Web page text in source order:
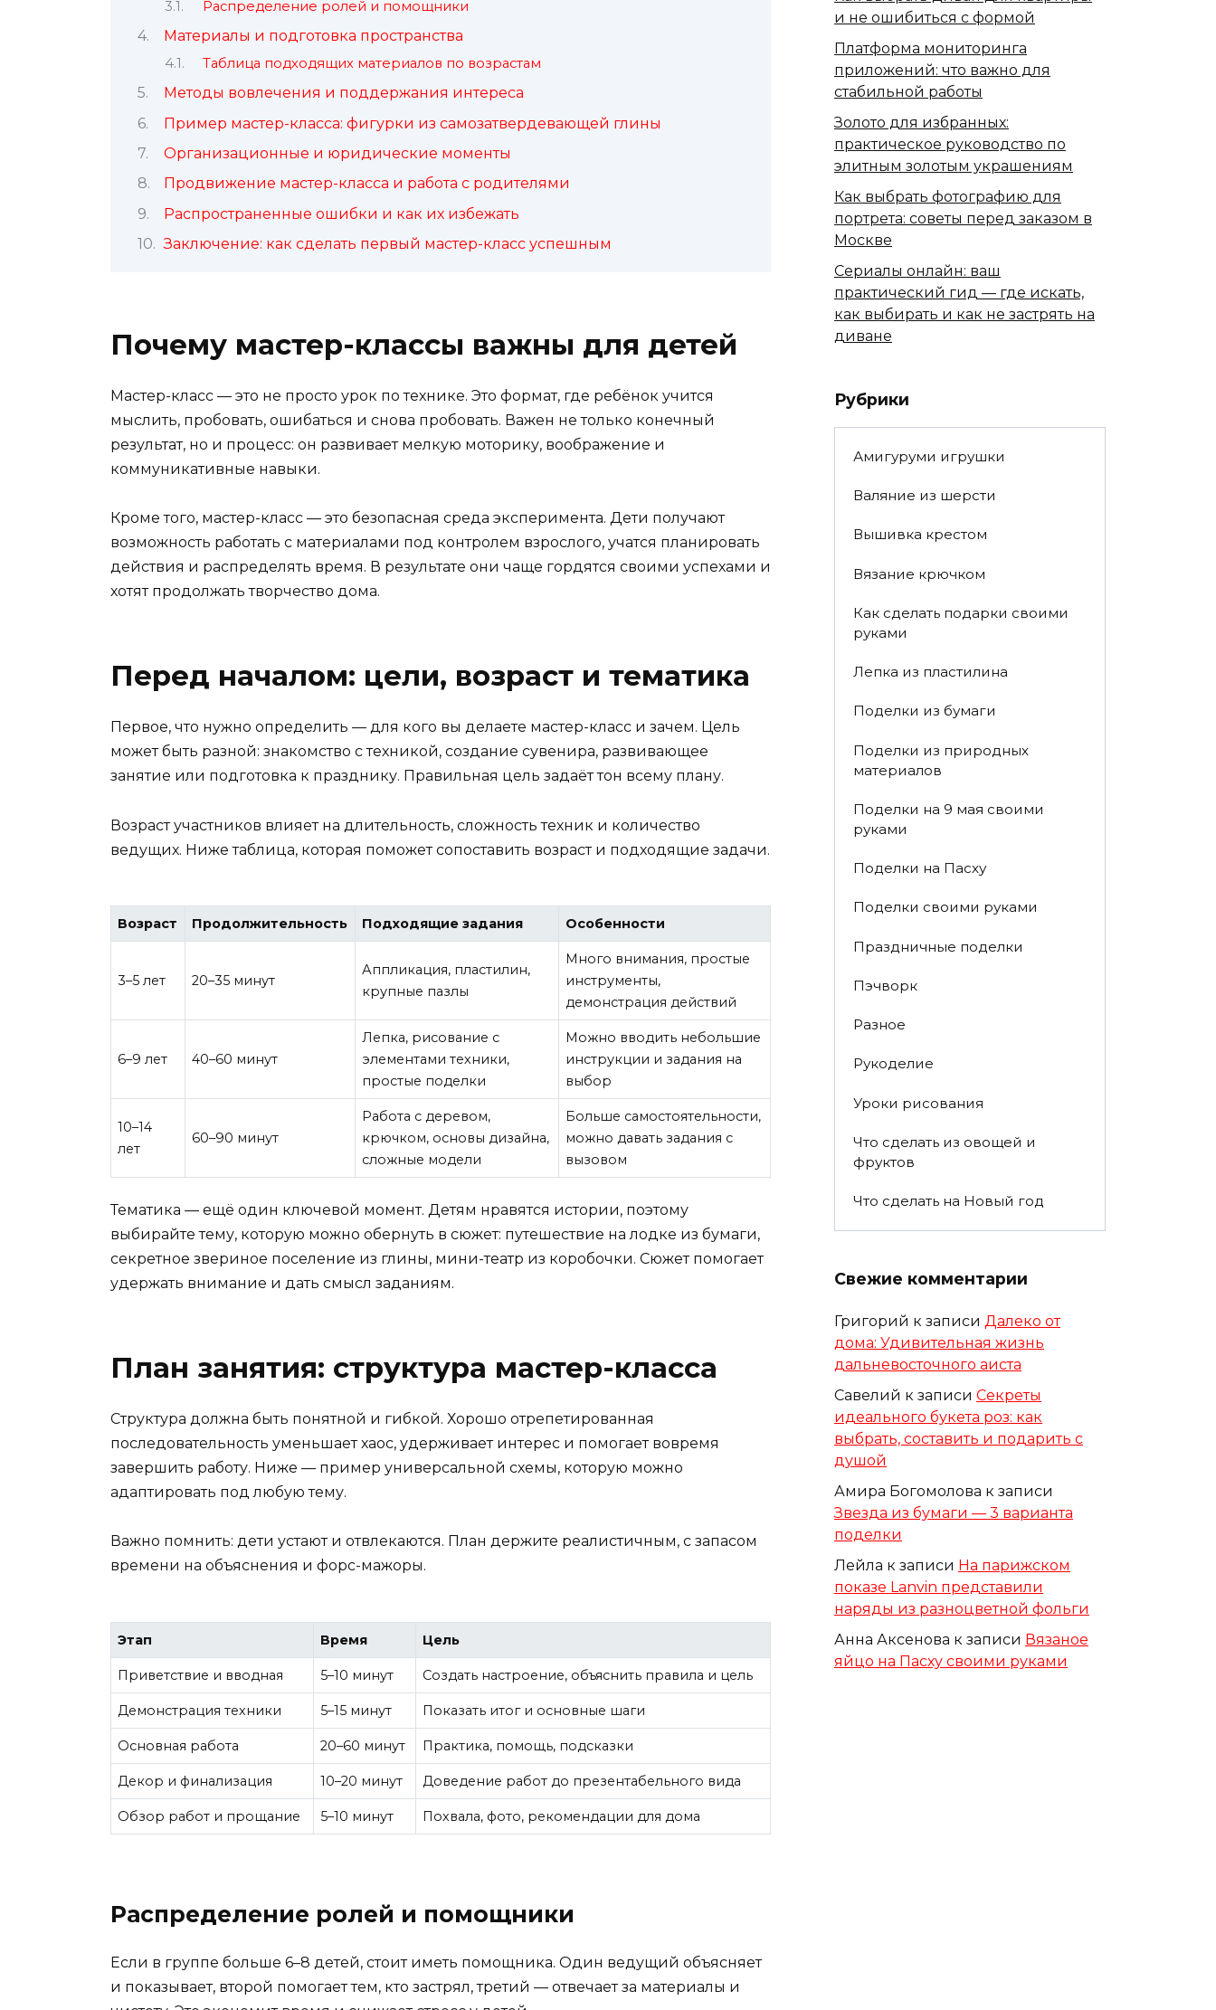
Распределение ролей и помощники
Материалы и подготовка пространства
Таблица подходящих материалов по возрастам
Методы вовлечения и поддержания интереса
Пример мастер-класса: фигурки из самозатвердевающей глины
Организационные и юридические моменты
Продвижение мастер-класса и работа с родителями
Распространенные ошибки и как их избежать
Заключение: как сделать первый мастер-класс успешным
Почему мастер-классы важны для детей
Мастер-класс — это не просто урок по технике. Это формат, где ребёнок учится
мыслить, пробовать, ошибаться и снова пробовать. Важен не только конечный
результат, но и процесс: он развивает мелкую моторику, воображение и
коммуникативные навыки.
Кроме того, мастер-класс — это безопасная среда эксперимента. Дети получают
возможность работать с материалами под контролем взрослого, учатся планировать
действия и распределять время. В результате они чаще гордятся своими успехами и
хотят продолжать творчество дома.
Перед началом: цели, возраст и тематика
Первое, что нужно определить — для кого вы делаете мастер-класс и зачем. Цель
может быть разной: знакомство с техникой, создание сувенира, развивающее
занятие или подготовка к празднику. Правильная цель задаёт тон всему плану.
Возраст участников влияет на длительность, сложность техник и количество
ведущих. Ниже таблица, которая поможет сопоставить возраст и подходящие задачи.
Возраст Продолжительность Подходящие задания Особенности
3–5 лет 20–35 минут
Аппликация, пластилин,
крупные пазлы
Много внимания, простые
инструменты,
демонстрация действий
6–9 лет 40–60 минут
Лепка, рисование с
элементами техники,
простые поделки
Можно вводить небольшие
инструкции и задания на
выбор
10–14
лет
60–90 минут
Работа с деревом,
крючком, основы дизайна,
сложные модели
Больше самостоятельности,
можно давать задания с
вызовом
Тематика — ещё один ключевой момент. Детям нравятся истории, поэтому
выбирайте тему, которую можно обернуть в сюжет: путешествие на лодке из бумаги,
секретное звериное поселение из глины, мини-театр из коробочки. Сюжет помогает
удержать внимание и дать смысл заданиям.
План занятия: структура мастер-класса
Структура должна быть понятной и гибкой. Хорошо отрепетированная
последовательность уменьшает хаос, удерживает интерес и помогает вовремя
завершить работу. Ниже — пример универсальной схемы, которую можно
адаптировать под любую тему.
Важно помнить: дети устают и отвлекаются. План держите реалистичным, с запасом
времени на объяснения и форс-мажоры.
Этап Время Цель
Приветствие и вводная 5–10 минут Создать настроение, объяснить правила и цель
Демонстрация техники 5–15 минут Показать итог и основные шаги
Основная работа 20–60 минут Практика, помощь, подсказки
Декор и финализация 10–20 минут Доведение работ до презентабельного вида
Обзор работ и прощание 5–10 минут Похвала, фото, рекомендации для дома
Распределение ролей и помощники
Если в группе больше 6–8 детей, стоит иметь помощника. Один ведущий объясняет
и показывает, второй помогает тем, кто застрял, третий — отвечает за материалы и
и не ошибиться с формой
Платформа мониторинга
приложений: что важно для
стабильной работы
Золото для избранных:
практическое руководство по
элитным золотым украшениям
Как выбрать фотографию для
портрета: советы перед заказом в
Москве
Сериалы онлайн: ваш
практический гид — где искать,
как выбирать и как не застрять на
диване
Рубрики
Амигуруми игрушки
Валяние из шерсти
Вышивка крестом
Вязание крючком
Как сделать подарки своими
руками
Лепка из пластилина
Поделки из бумаги
Поделки из природных
материалов
Поделки на 9 мая своими
руками
Поделки на Пасху
Поделки своими руками
Праздничные поделки
Пэчворк
Разное
Рукоделие
Уроки рисования
Что сделать из овощей и
фруктов
Что сделать на Новый год
Свежие комментарии
Григорий к записи Далеко от
дома: Удивительная жизнь
дальневосточного аиста
Савелий к записи Секреты
идеального букета роз: как
выбрать, составить и подарить с
душой
Амира Богомолова к записи
Звезда из бумаги — 3 варианта
поделки
Лейла к записи На парижском
показе Lanvin представили
наряды из разноцветной фольги
Анна Аксенова к записи Вязаное
яйцо на Пасху своими руками